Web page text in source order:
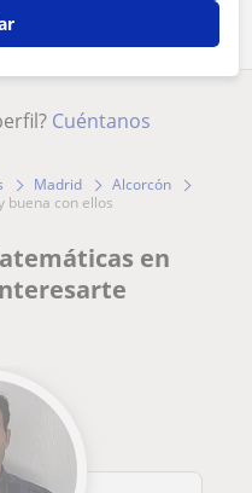
Cuéntanos
Madrid
Alcorcón
buena con ellos
en